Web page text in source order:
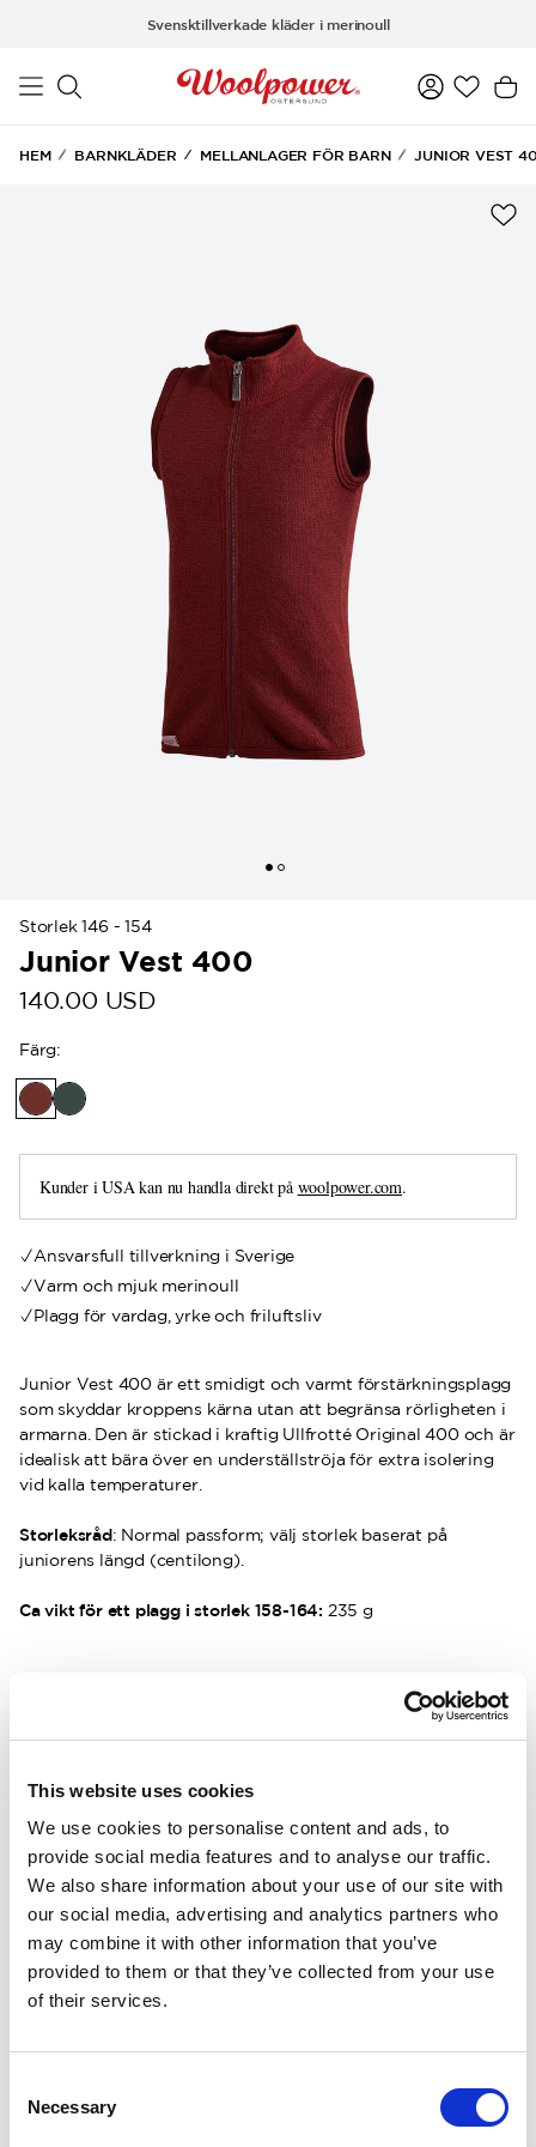
This website uses cookies
We use cookies to personalise content and ads, to
provide social media features and to analyse our traffic.
We also share information about your use of our site with
our social media, advertising and analytics partners who
may combine it with other information that you’ve
provided to them or that they’ve collected from your use
of their services.
Selection
Necessary
Hoppa till huvudinnehållSvensktillverkade kläder i merinoull
HEM BARNKLÄDER MELLANLAGER FÖR BARN JUNIOR VEST
Storlek 146 - 154
Junior Vest 400
140.00 USD
Färg:
Kunder i USA kan nu handla direkt på woolpower.com.
Ansvarsfull tillverkning i Sverige
Varm och mjuk merinoull
Plagg för vardag, yrke och friluftsliv
Junior Vest 400 är ett smidigt och varmt förstärkningsplagg
som skyddar kroppens kärna utan att begränsa rörligheten i
armarna. Den är stickad i kraftig Ullfrotté Original 400 och är
idealisk att bära över en underställströja för extra isolering
vid kalla temperaturer.
Storleksråd: Normal passform; välj storlek baserat på
juniorens längd (centilong).
Ca vikt för ett plagg i storlek 158-164: 235 g
LEVERANSINFORMATION
Matchande produkter
Storlek 146 - 154